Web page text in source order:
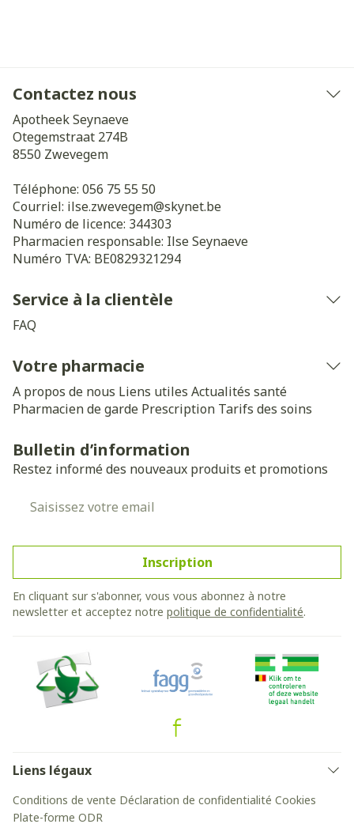
Contactez nous
Apotheek Seynaeve
Otegemstraat 274B
8550 Zwevegem
Téléphone: 056 75 55 50
Courriel: ilse.zwevegem@skynet.be
Numéro de licence: 344303
Pharmacien responsable: Ilse Seynaeve
Numéro TVA: BE0829321294
Service à la clientèle
FAQ
Votre pharmacie
A propos de nous Liens utiles Actualités santé
Pharmacien de garde Prescription Tarifs des soins
Bulletin d’information
Restez informé des nouveaux produits et promotions
Inscription
En cliquant sur s'abonner, vous vous abonnez à notre
newsletter et acceptez notre politique de confidentialité.
Liens légaux
Conditions de vente Déclaration de confidentialité Cookies
Plate-forme ODR